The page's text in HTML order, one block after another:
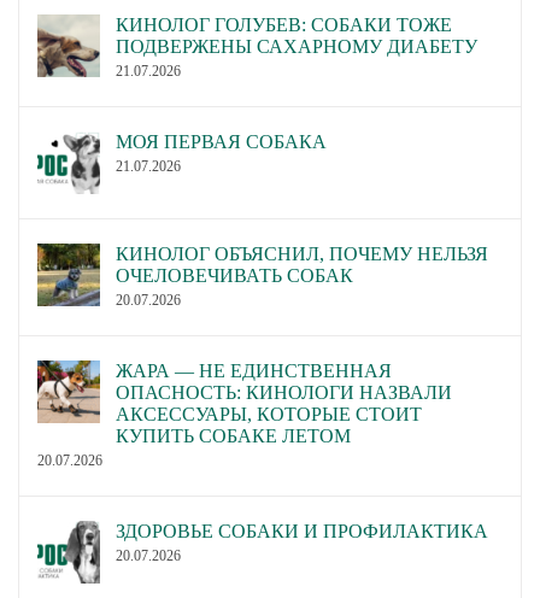
КИНОЛОГ ГОЛУБЕВ: СОБАКИ ТОЖЕ
ПОДВЕРЖЕНЫ САХАРНОМУ ДИАБЕТУ
21.07.2026
МОЯ ПЕРВАЯ СОБАКА
21.07.2026
КИНОЛОГ ОБЪЯСНИЛ, ПОЧЕМУ НЕЛЬЗЯ
ОЧЕЛОВЕЧИВАТЬ СОБАК
20.07.2026
ЖАРА — НЕ ЕДИНСТВЕННАЯ
ОПАСНОСТЬ: КИНОЛОГИ НАЗВАЛИ
АКСЕССУАРЫ, КОТОРЫЕ СТОИТ
КУПИТЬ СОБАКЕ ЛЕТОМ
20.07.2026
ЗДОРОВЬЕ СОБАКИ И ПРОФИЛАКТИКА
20.07.2026